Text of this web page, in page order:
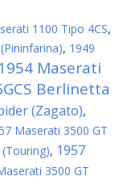
1100 Tipo 4CS,
, 1949
Maserati
Berlinetta
(Zagato),
Maserati 3500 GT
, 1957
3500 GT